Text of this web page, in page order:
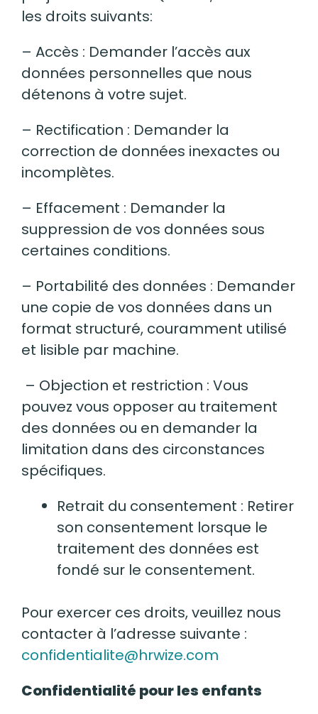
les droits suivants:
– Accès : Demander l’accès aux
données personnelles que nous
détenons à votre sujet.
– Rectification : Demander la
correction de données inexactes ou
incomplètes.
– Effacement : Demander la
suppression de vos données sous
certaines conditions.
– Portabilité des données : Demander
une copie de vos données dans un
format structuré, couramment utilisé
et lisible par machine.
– Objection et restriction : Vous
pouvez vous opposer au traitement
des données ou en demander la
limitation dans des circonstances
spécifiques.
Retrait du consentement : Retirer
son consentement lorsque le
traitement des données est
fondé sur le consentement.
Pour exercer ces droits, veuillez nous
contacter à l’adresse suivante :
confidentialite@hrwize.com
Confidentialité pour les enfants